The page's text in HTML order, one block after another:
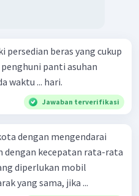
persedian beras yang cukup
panti asuhan
waktu ... hari.
Jawaban terverifikasi
dengan mengendarai
dengan kecepatan rata-rata
diperlukan mobil
yang sama, jika ...